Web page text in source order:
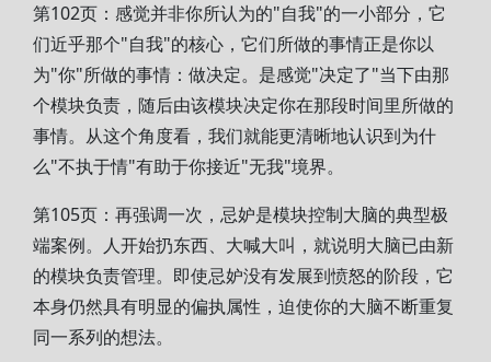
第102页：感觉并非你所认为的"自我"的一小部分，它
们近乎那个"自我"的核心，它们所做的事情正是你以
为"你"所做的事情：做决定。是感觉"决定了"当下由那
个模块负责，随后由该模块决定你在那段时间里所做的
事情。从这个角度看，我们就能更清晰地认识到为什
么"不执于情"有助于你接近"无我"境界。
第105页：再强调一次，忌妒是模块控制大脑的典型极
端案例。人开始扔东西、大喊大叫，就说明大脑已由新
的模块负责管理。即使忌妒没有发展到愤怒的阶段，它
本身仍然具有明显的偏执属性，迫使你的大脑不断重复
同一系列的想法。